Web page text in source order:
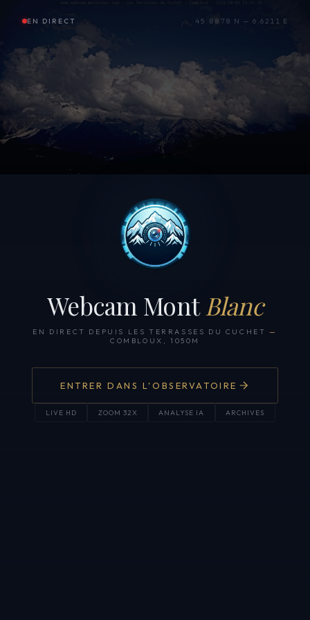
EN DIRECT 45.8878 N — 6.6211 E
Webcam Mont Blanc
EN DIRECT DEPUIS LES TERRASSES DU CUCHET —
COMBLOUX, 1050M
ENTRER DANS L'OBSERVATOIRE
LIVE HD ZOOM 32X ANALYSE IA ARCHIVES